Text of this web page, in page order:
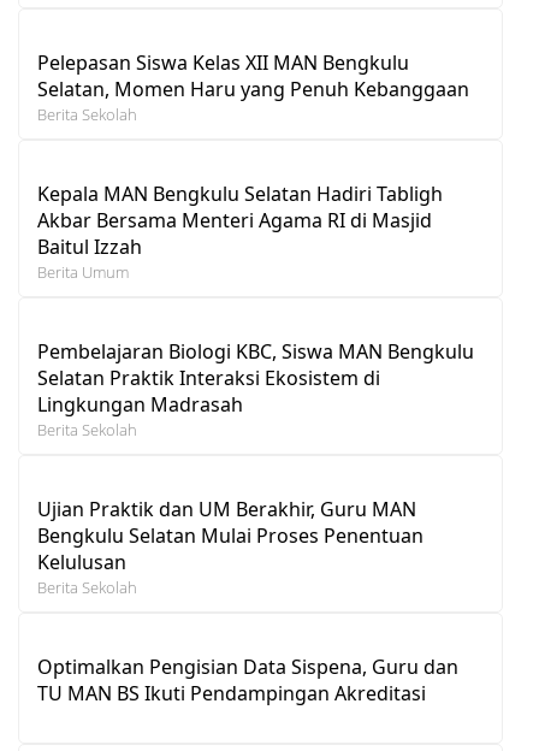
Pelepasan Siswa Kelas XII MAN Bengkulu
Selatan, Momen Haru yang Penuh Kebanggaan
Berita Sekolah
Kepala MAN Bengkulu Selatan Hadiri Tabligh
Akbar Bersama Menteri Agama RI di Masjid
Baitul Izzah
Berita Umum
Pembelajaran Biologi KBC, Siswa MAN Bengkulu
Selatan Praktik Interaksi Ekosistem di
Lingkungan Madrasah
Berita Sekolah
Ujian Praktik dan UM Berakhir, Guru MAN
Bengkulu Selatan Mulai Proses Penentuan
Kelulusan
Berita Sekolah
Optimalkan Pengisian Data Sispena, Guru dan
TU MAN BS Ikuti Pendampingan Akreditasi